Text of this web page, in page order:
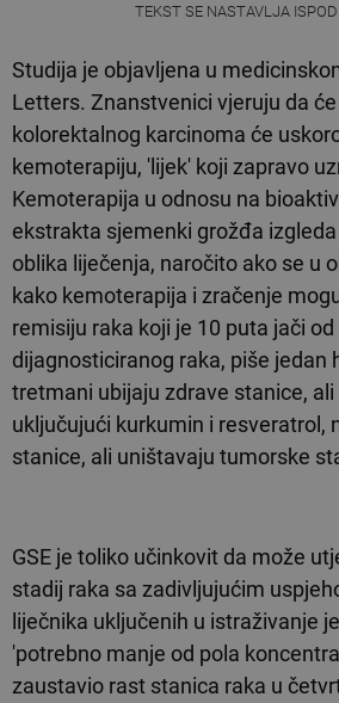
TEKST SE NASTAVLJA
Studija je objavljena u
Letters. Znanstvenici vjeruju da
kolorektalnog karcinoma će
kemoterapiju, 'lijek' koji zapravo
Kemoterapija u odnosu na
ekstrakta sjemenki grožđa
oblika liječenja, naročito ako se u
kako kemoterapija i zračenje
remisiju raka koji je 10 puta jači
dijagnosticiranog raka, piše jedan
tretmani ubijaju zdrave stanice, ali
uključujući kurkumin i resveratrol,
stanice, ali uništavaju tumorske
GSE je toliko učinkovit da može
stadij raka sa zadivljujućim
liječnika uključenih u istraživanje
'potrebno manje od pola
zaustavio rast stanica raka u